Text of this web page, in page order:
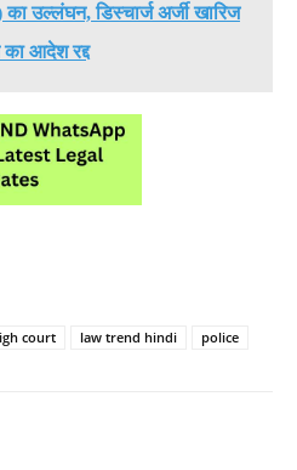
का उल्लंघन, डिस्चार्ज अर्जी खारिज
आदेश रद्द
court law trend hindi police